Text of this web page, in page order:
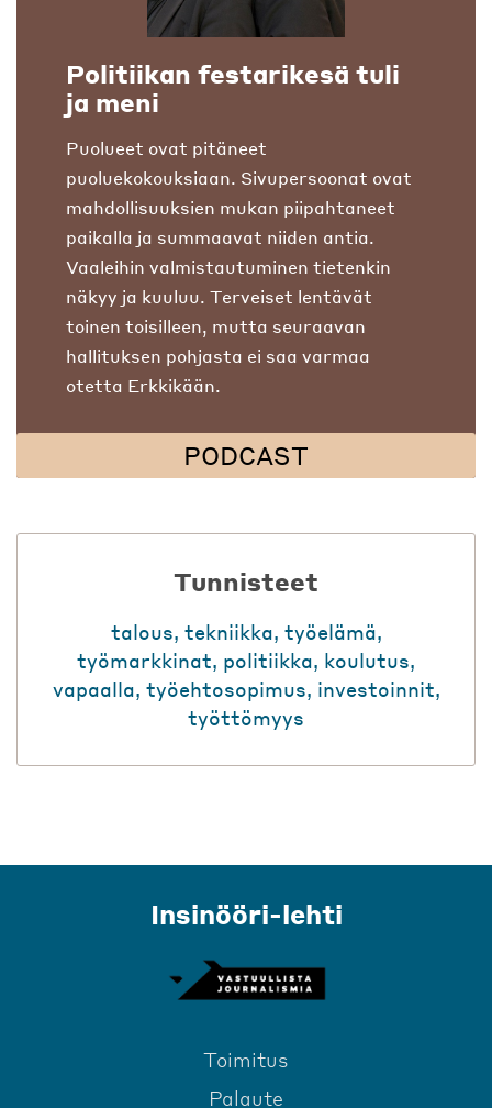
Politiikan festarikesä tuli
ja meni
Puolueet ovat pitäneet
puoluekokouksiaan. Sivupersoonat ovat
mahdollisuuksien mukan piipahtaneet
paikalla ja summaavat niiden antia.
Vaaleihin valmistautuminen tietenkin
näkyy ja kuuluu. Terveiset lentävät
toinen toisilleen, mutta seuraavan
hallituksen pohjasta ei saa varmaa
otetta Erkkikään.
PODCAST
Tunnisteet
talous, tekniikka, työelämä,
työmarkkinat, politiikka, koulutus,
vapaalla, työehtosopimus, investoinnit,
työttömyys
Insinööri-lehti
Toimitus
Palaute